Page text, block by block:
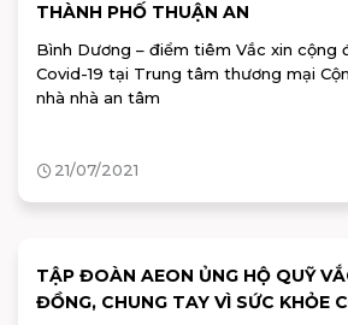
THÀNH PHỐ THUẬN AN
Bình Dương – điểm tiêm Vắc xin cộng
Covid-19 tại Trung tâm thương mại Cộng đồng an toàn –
nhà nhà an tâm
21/07/2021
TẬP ĐOÀN AEON ỦNG HỘ QUỸ
ĐỒNG, CHUNG TAY VÌ SỨC KHỎE